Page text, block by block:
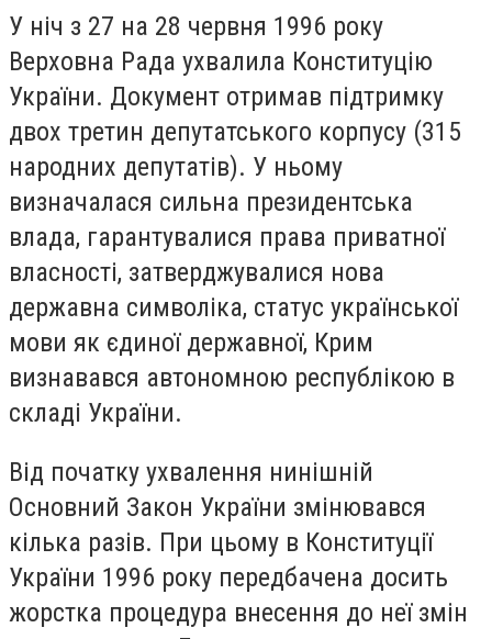
У ніч з 27 на 28 червня 1996 року
Верховна Рада ухвалила Конституцію
України. Документ отримав підтримку
двох третин депутатського корпусу (315
народних депутатів). У ньому
визначалася сильна президентська
влада, гарантувалися права приватної
власності, затверджувалися нова
державна символіка, статус української
мови як єдиної державної, Крим
визнавався автономною республікою в
складі України.
Від початку ухвалення нинішній
Основний Закон України змінювався
кілька разів. При цьому в Конституції
України 1996 року передбачена досить
жорстка процедура внесення до неї змін